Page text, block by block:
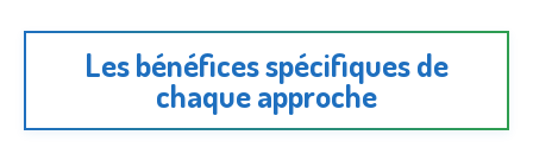
Les bénéfices spécifiques de
chaque approche